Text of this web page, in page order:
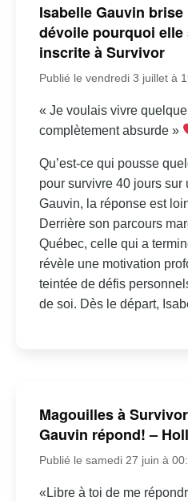
Isabelle Gauvin
dévoile pourquoi elle
inscrite à Survivor
Publié le vendredi 3 juillet à
« Je voulais vivre
complètement absurde »
Qu’est-ce qui pousse
pour survivre 40 jours
Gauvin, la réponse est
Derrière son parcours
Québec, celle qui a
révèle une motivation
teintée de défis
de soi. Dès le départ,
Magouilles à
Gauvin répond! –
Publié le samedi 27 juin à
«Libre à toi de me